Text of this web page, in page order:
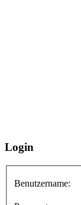
Login
Benutzername: